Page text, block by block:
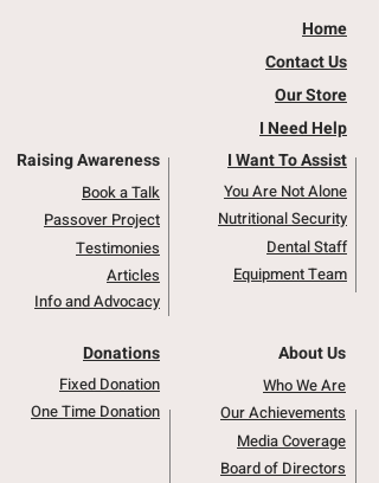
Home
Contact Us
Our Store
I Need Help
Raising Awareness
Book a Talk
Passover Project
Testimonies
Articles
Info and Advocacy
I Want To Assist
You Are Not Alone
Nutritional Security
Dental Staff
Equipment Team
Donations
Fixed Donation
One Time Donation
About Us
Who We Are
Our Achievements
Media Coverage
Board of Directors